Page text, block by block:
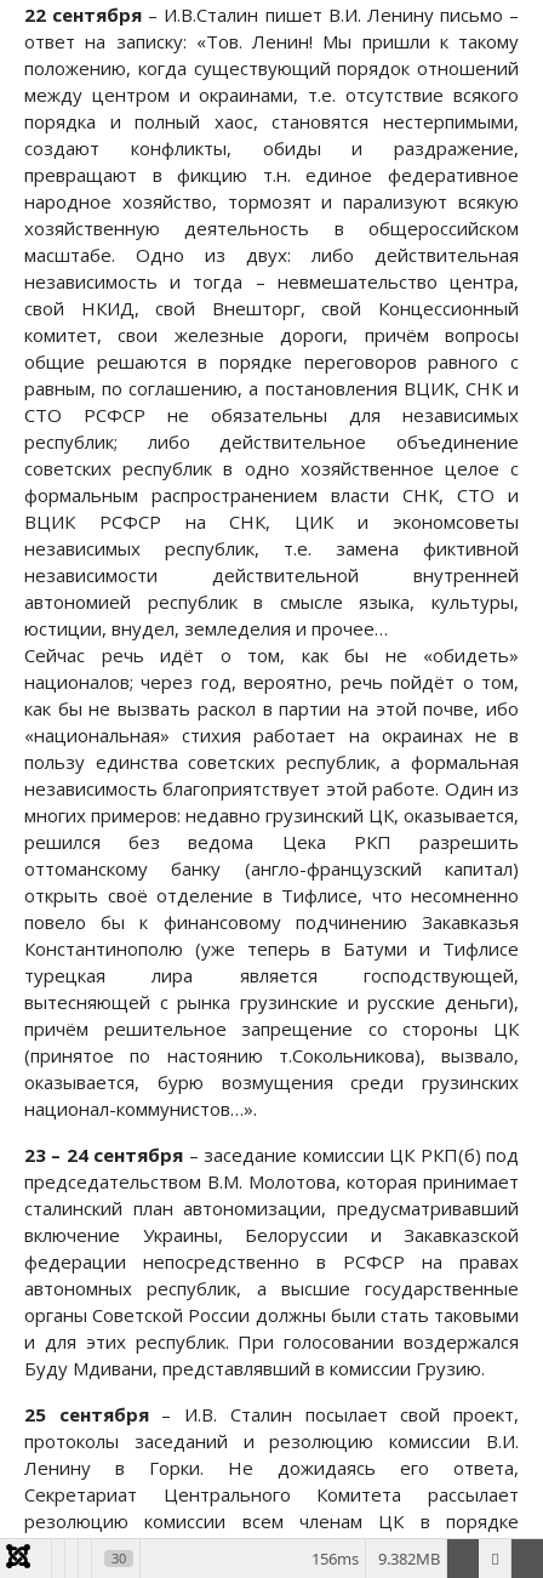
22 сентября – И.В.Сталин пишет В.И. Ленину письмо –
ответ на записку: «Тов. Ленин! Мы пришли к такому
положению, когда существующий порядок отношений
между центром и окраинами, т.е. отсутствие всякого
порядка и полный хаос, становятся нестерпимыми,
создают конфликты, обиды и раздражение,
превращают в фикцию т.н. единое федеративное
народное хозяйство, тормозят и парализуют всякую
хозяйственную деятельность в общероссийском
масштабе. Одно из двух: либо действительная
независимость и тогда – невмешательство центра,
свой НКИД, свой Внешторг, свой Концессионный
комитет, свои железные дороги, причём вопросы
общие решаются в порядке переговоров равного с
равным, по соглашению, а постановления ВЦИК, СНК и
СТО РСФСР не обязательны для независимых
республик; либо действительное объединение
советских республик в одно хозяйственное целое с
формальным распространением власти СНК, СТО и
ВЦИК РСФСР на СНК, ЦИК и экономсоветы
независимых республик, т.е. замена фиктивной
независимости действительной внутренней
автономией республик в смысле языка, культуры,
юстиции, внудел, земледелия и прочее…
Сейчас речь идёт о том, как бы не «обидеть»
националов; через год, вероятно, речь пойдёт о том,
как бы не вызвать раскол в партии на этой почве, ибо
«национальная» стихия работает на окраинах не в
пользу единства советских республик, а формальная
независимость благоприятствует этой работе. Один из
многих примеров: недавно грузинский ЦК, оказывается,
решился без ведома Цека РКП разрешить
оттоманскому банку (англо-французский капитал)
открыть своё отделение в Тифлисе, что несомненно
повело бы к финансовому подчинению Закавказья
Константинополю (уже теперь в Батуми и Тифлисе
турецкая лира является господствующей,
вытесняющей с рынка грузинские и русские деньги),
причём решительное запрещение со стороны ЦК
(принятое по настоянию т.Сокольникова), вызвало,
оказывается, бурю возмущения среди грузинских
национал-коммунистов…».
23 – 24 сентября – заседание комиссии ЦК РКП(б) под
председательством В.М. Молотова, которая принимает
сталинский план автономизации, предусматривавший
включение Украины, Белоруссии и Закавказской
федерации непосредственно в РСФСР на правах
автономных республик, а высшие государственные
органы Советской России должны были стать таковыми
и для этих республик. При голосовании воздержался
Буду Мдивани, представлявший в комиссии Грузию.
25 сентября– И.В. Сталин посылает свой проект,
протоколы заседаний и резолюцию комиссии В.И.
Ленину в Горки. Не дожидаясь его ответа,
Секретариат Центрального Комитета рассылает
резолюцию комиссии всем членам ЦК в порядке
подготовки к Пленуму, назначенному на 5 – 6 октября.
30 9.382MB
156ms